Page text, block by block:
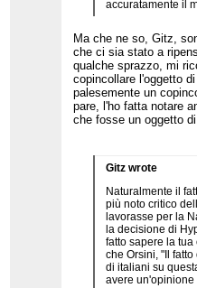
accuratamente il
Ma che ne so, Gitz,
che ci sia stato a
qualche sprazzo, mi
copincollare l'oggetto
palesemente un
pare, l'ho fatta notare
che fosse un oggetto
Gitz wrote
Naturalmente il
più noto critico
lavorasse per la
la decisione di
fatto sapere la
che Orsini, "Il
di italiani su
avere un'opinione